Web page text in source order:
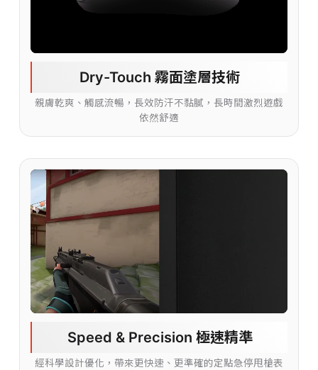
Dry-Touch 霧面塗層技術
親膚乾爽、觸感流暢，長效防汗不黏膩，長時間激烈遊戲
依然舒適
Speed & Precision 極速精準
經科學設計優化，帶來更快速、更準確的定點急停甩槍表